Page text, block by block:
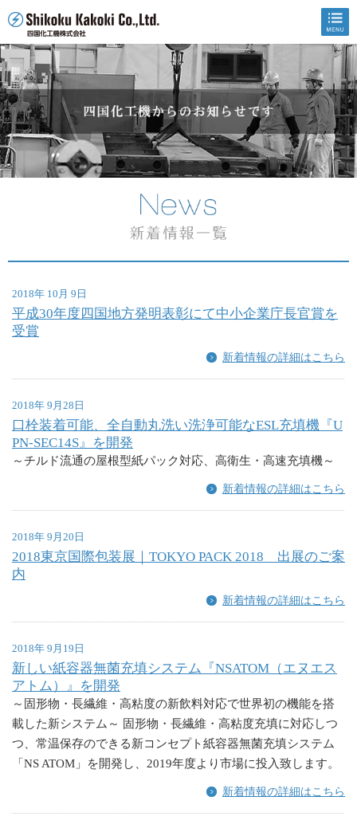
2018年 10月 9日
平成30年度四国地方発明表彰にて中小企業庁長官賞を
受賞
新着情報の詳細はこちら
2018年 9月28日
口栓装着可能、全自動丸洗い洗浄可能なESL充填機『U
PN-SEC14S』を開発
～チルド流通の屋根型紙パック対応、高衛生・高速充填機～
新着情報の詳細はこちら
2018年 9月20日
2018東京国際包装展｜TOKYO PACK 2018 出展のご案
内
新着情報の詳細はこちら
2018年 9月19日
新しい紙容器無菌充填システム『NSATOM（エヌエス
アトム）』を開発
～固形物・長繊維・高粘度の新飲料対応で世界初の機能を搭
載した新システム～ 固形物・長繊維・高粘度充填に対応しつ
つ、常温保存のできる新コンセプト紙容器無菌充填システム
「NS ATOM」を開発し、2019年度より市場に投入致します。
新着情報の詳細はこちら